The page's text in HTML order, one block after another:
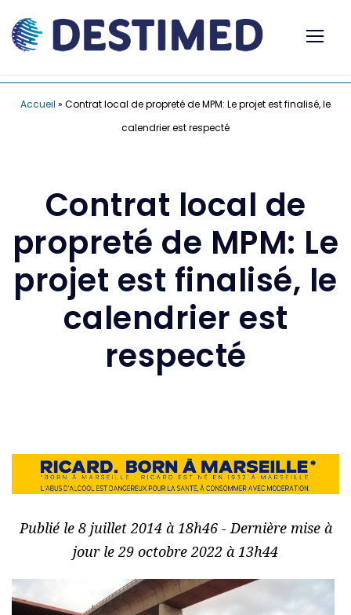
Accueil » Contrat local de propreté de MPM: Le projet est finalisé, le
calendrier est respecté
Contrat local de
propreté de MPM: Le
projet est finalisé, le
calendrier est
respecté
Publié le 8 juillet 2014 à 18h46 - Dernière mise à
jour le 29 octobre 2022 à 13h44